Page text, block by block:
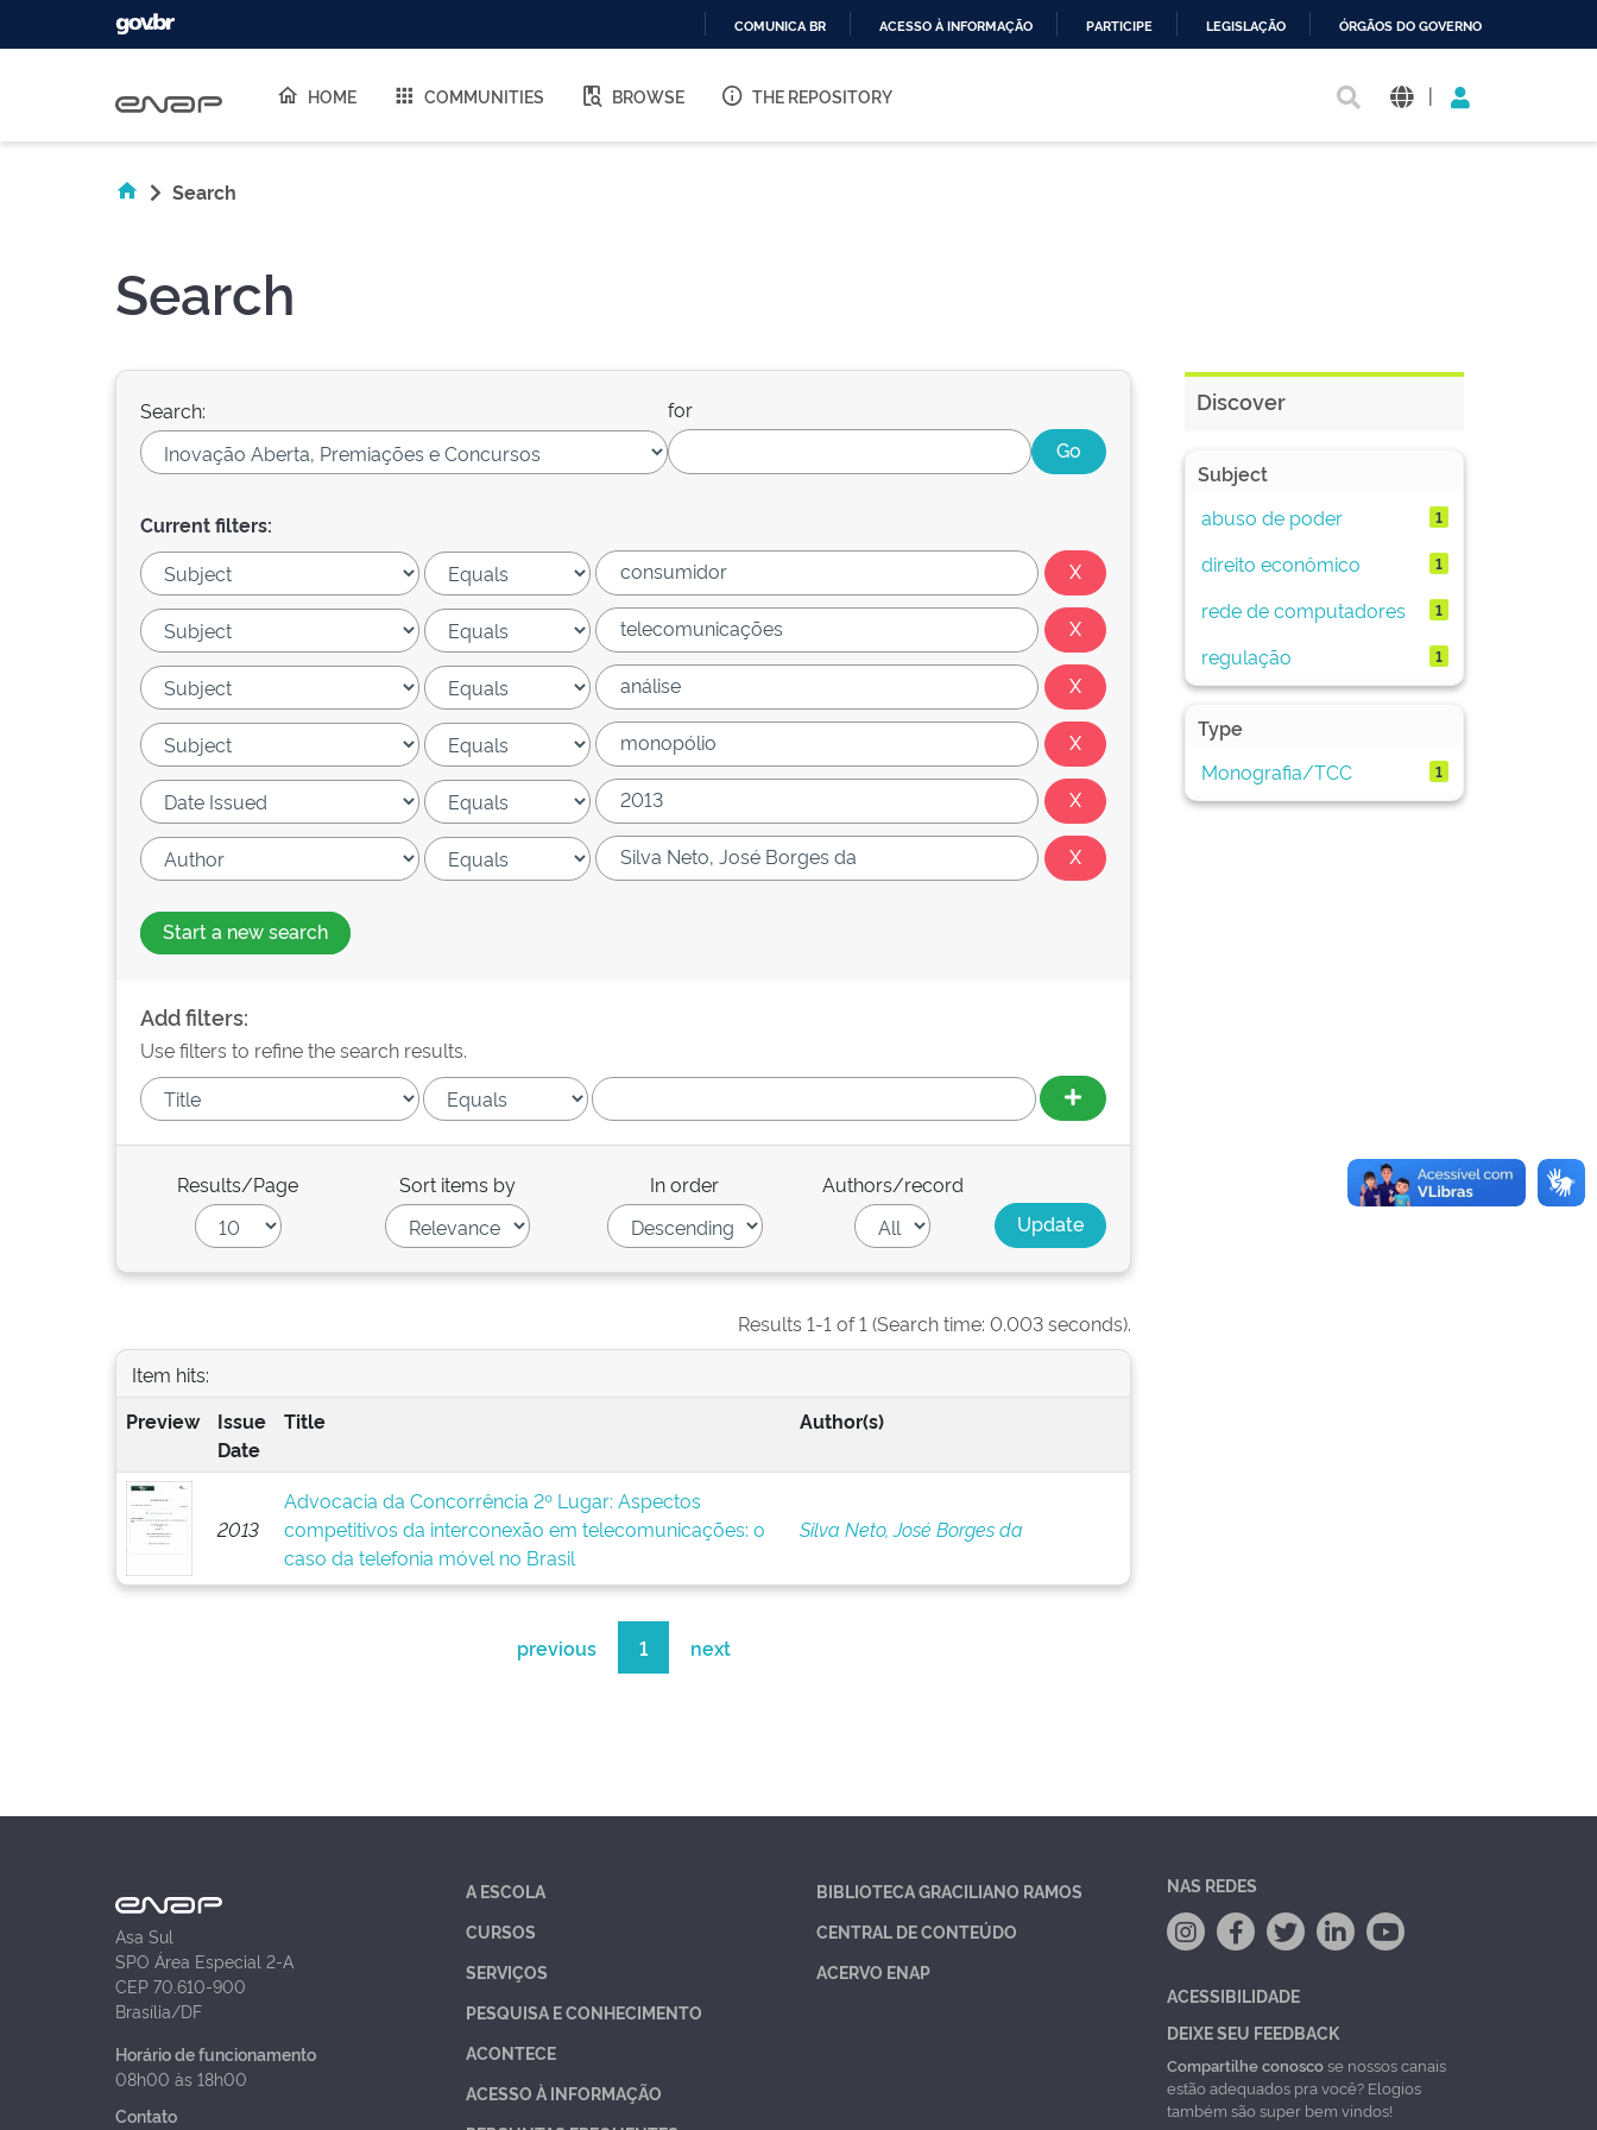
O
COMUNICA BR ACESSO À INFORMAÇÃO PARTICIPE LEGISLAÇÃO ÓRGÃOS DO GOVERNO
HOME COMMUNITIES BROWSE THE REPOSITORY |
Search
Search
Search: for
Current filters:
Start a new search
Add filters:
Use filters to refine the search results.
Results/Page Sort items by In order Authors/record
Results 1-1 of 1 (Search time: 0.003 seconds).
Item hits:
Preview
Issue
Date
Title Author(s)
2013
Advocacia da Concorrência 2º Lugar: Aspectos
competitivos da interconexão em telecomunicações: o
caso da telefonia móvel no Brasil
Silva Neto, José Borges da
previous 1 next
Discover
Subject
abuso de poder
1
direito econômico 1
rede de computadores 1
regulação 1
Type
Monografia/TCC
1
Asa Sul
SPO Área Especial 2-A
CEP 70.610-900
Brasília/DF
Horário de funcionamento
08h00 às 18h00
Contato
A ESCOLA
CURSOS
SERVIÇOS
PESQUISA E CONHECIMENTO
ACONTECE
ACESSO À INFORMAÇÃO
BIBLIOTECA GRACILIANO RAMOS
CENTRAL DE CONTEÚDO
ACERVO ENAP
NAS REDES
ACESSIBILIDADE
DEIXE SEU FEEDBACK
Compartilhe conoscose nossos canais
estão adequados pra você? Elogios
também são super bem vindos!